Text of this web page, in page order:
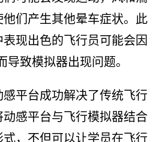
们产生其他晕车症状。此
现出色的飞行员可能会因
导致模拟器出现问题。
平台成功解决了传统飞行
感平台与飞行模拟器结合
式，不但可以让学员在飞行